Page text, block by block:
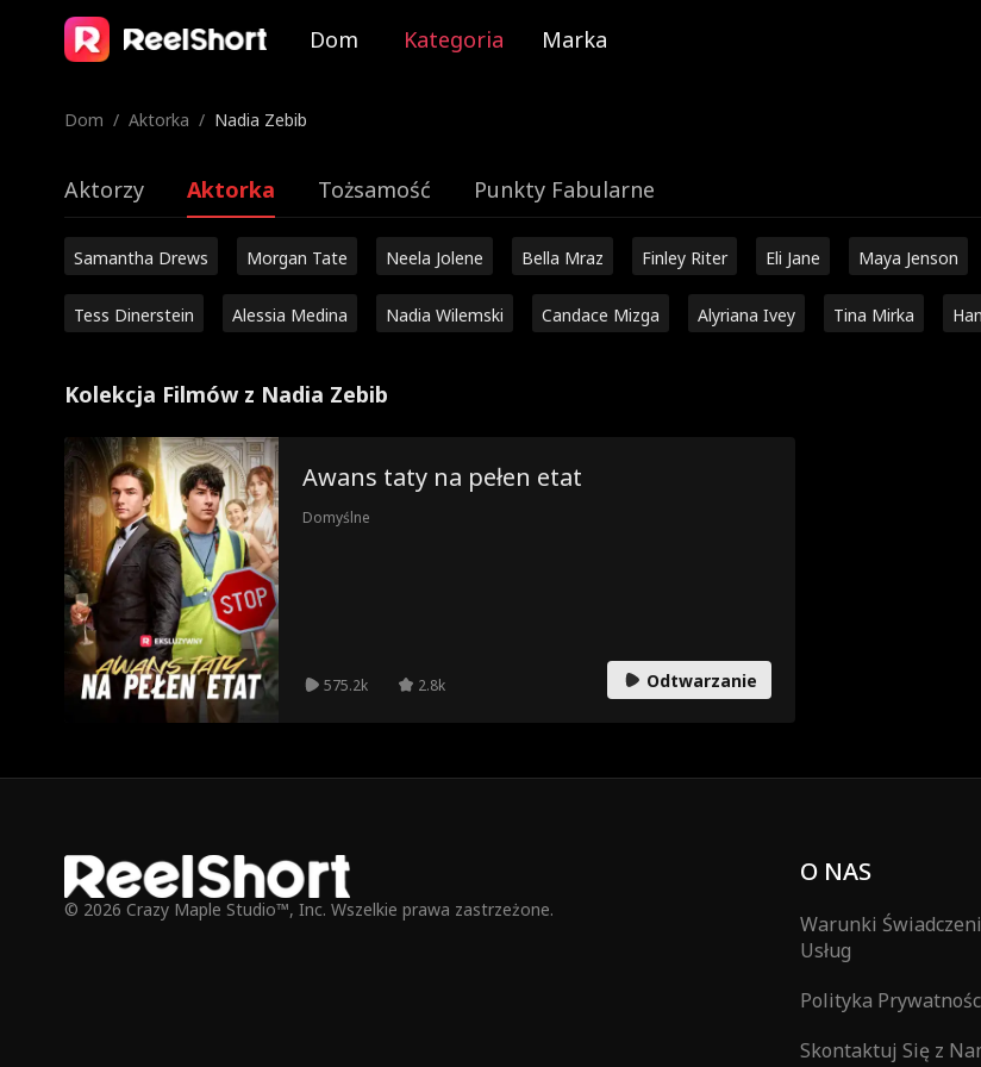
Dom Kategoria Marka
Dom / Aktorka / Nadia Zebib
Aktorzy Aktorka Tożsamość Punkty Fabularne
Samantha Drews Morgan Tate Neela Jolene Bella Mraz Finley Riter Eli Jane Maya Jenson
Tess Dinerstein Alessia Medina Nadia Wilemski Candace Mizga Alyriana Ivey Tina Mirka
Kolekcja Filmów z Nadia Zebib
Awans taty na pełen etat
Domyślne
575.2k 2.8k Odtwarzanie
© 2026 Crazy Maple Studio™, Inc. Wszelkie prawa zastrzeżone.
O NAS
Warunki
Usług
Polityka
Skontaktuj Się z